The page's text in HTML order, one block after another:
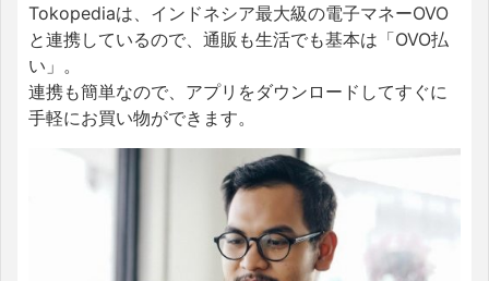
Tokopediaは、インドネシア最大級の電子マネーOVO
と連携しているので、通販も生活でも基本は「OVO払
い」。
連携も簡単なので、アプリをダウンロードしてすぐに
手軽にお買い物ができます。